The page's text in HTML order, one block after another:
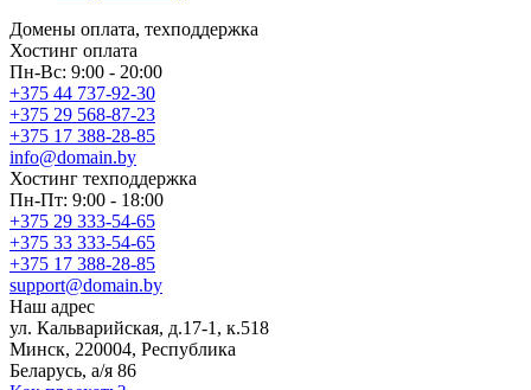
Домены оплата, техподдержка
Хостинг оплата
Пн-Вс: 9:00 - 20:00
+375 44 737-92-30
+375 29 568-87-23
+375 17 388-28-85
info@domain.by
Хостинг техподдержка
Пн-Пт: 9:00 - 18:00
+375 29 333-54-65
+375 33 333-54-65
+375 17 388-28-85
support@domain.by
Наш адрес
ул. Кальварийская, д.17-1, к.518
Минск, 220004, Республика
Беларусь, а/я 86